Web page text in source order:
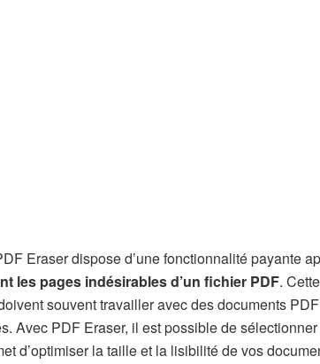
Eraser dispose d’une fonctionnalité payante
les pages indésirables d’un fichier PDF.
souvent travailler avec des documents
Avec PDF Eraser, il est possible de
d’optimiser la taille et la lisibilité de vos